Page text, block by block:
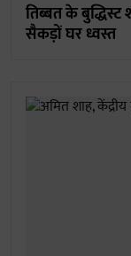
तिब्बत के
सैकड़ों घर ध्वस्त